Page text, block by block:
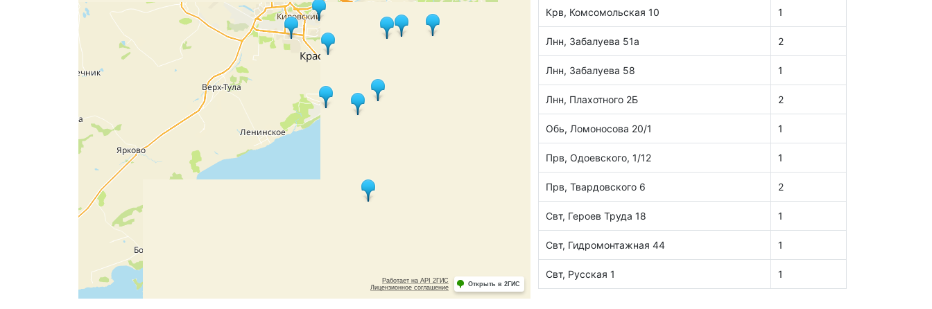
Крв, Комсомольская 10 1
Лнн, Забалуева 51а 2
Лнн, Забалуева 58 1
Лнн, Плахотного 2Б 2
Обь, Ломоносова 20/1 1
Прв, Одоевского, 1/12 1
Прв, Твардовского 6 2
Свт, Героев Труда 18 1
Свт, Гидромонтажная 44 1
Свт, Русская 1 1